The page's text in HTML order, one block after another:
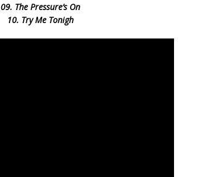
09. The Pressure’s On
10. Try Me Tonigh